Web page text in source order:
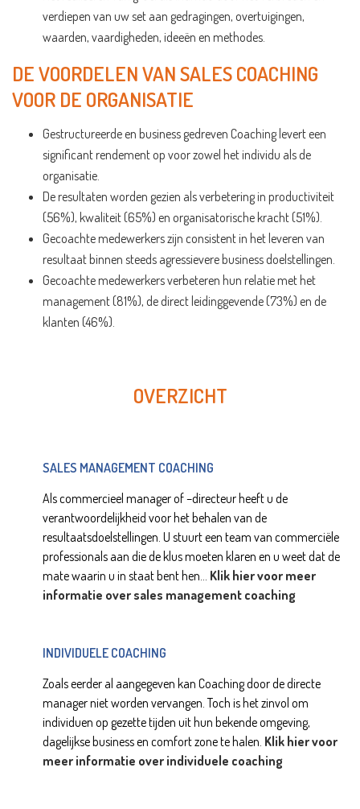
verdiepen van uw set aan gedragingen, overtuigingen,
waarden, vaardigheden, ideeën en methodes.
DE VOORDELEN VAN SALES COACHING
VOOR DE ORGANISATIE
Gestructureerde en business gedreven Coaching levert een
significant rendement op voor zowel het individu als de
organisatie.
De resultaten worden gezien als verbetering in productiviteit
(56%), kwaliteit (65%) en organisatorische kracht (51%).
Gecoachte medewerkers zijn consistent in het leveren van
resultaat binnen steeds agressievere business doelstellingen.
Gecoachte medewerkers verbeteren hun relatie met het
management (81%), de direct leidinggevende (73%) en de
klanten (46%).
OVERZICHT
SALES MANAGEMENT COACHING
Als commercieel manager of –directeur heeft u de
verantwoordelijkheid voor het behalen van de
resultaatsdoelstellingen. U stuurt een team van commerciële
professionals aan die de klus moeten klaren en u weet dat de
mate waarin u in staat bent hen... Klik hier voor meer
informatie over sales management coaching
INDIVIDUELE COACHING
Zoals eerder al aangegeven kan Coaching door de directe
manager niet worden vervangen. Toch is het zinvol om
individuen op gezette tijden uit hun bekende omgeving,
dagelijkse business en comfort zone te halen. Klik hier voor
meer informatie over individuele coaching